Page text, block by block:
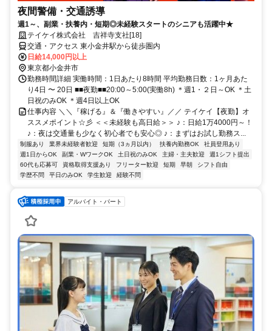
夜間警備・交通誘導
週1～、副業・扶養内・短期◎未経験スタートのシニアも活躍中★
テイケイ株式会社 吉祥寺支社[18]
交通・アクセス 東小金井駅から徒歩圏内
日給14,000円以上
東京都小金井市
勤務時間詳細 実働時間：1日あたり8時間 平均勤務日数：1ヶ月あた
り4日 〜 20日 ■■夜勤■■20:00～5:00(実働8h) ＊週1・２日～OK ＊土
日祝のみOK ＊週4日以上OK
仕事内容 ＼＼『稼げる』＆『働きやすい』／／ テイケイ【夜勤】オ
ススメポイント☆彡 ＜＜未経験も高日給＞＞ ♪：日給1万4000円～！
♪：夜は交通量も少なく初心者でも安心◎ ♪：まずはお試し勤務ス...
制服あり 業界未経験者歓迎 短期（3ヵ月以内） 扶養内勤務OK
社員登用あり
週1日からOK
副業・WワークOK 土日祝のみOK 主婦・主夫歓迎
週1シフト提出
60代も応募可
資格取得支援あり フリーター歓迎 短期 早朝
シフト自由
学歴不問
平日のみOK 学生歓迎 経験不問
アルバイト・パート